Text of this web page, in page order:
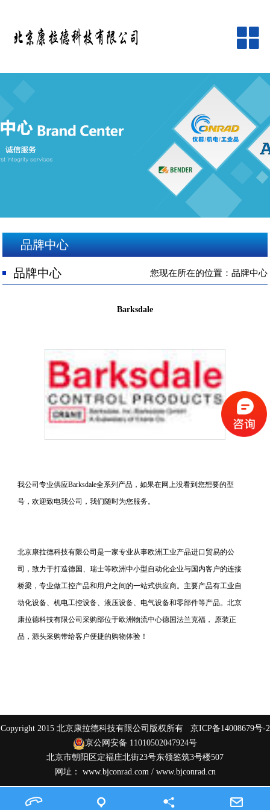
品牌中心
客户服务
在线留言
人才招聘
品牌中心
品牌中心 您现在所在的位置：品牌中心
Barksdale
我公司专业供应Barksdale全系列产品，如果在网上没看到您想要的型
号，欢迎致电我公司，我们随时为您服务。
北京康拉德科技有限公司是一家专业从事欧洲工业产品进口贸易的公
司，致力于打造德国、瑞士等欧洲中小型自动化企业与国内客户的连接
桥梁，专业做工控产品和用户之间的一站式供应商。主要产品有工业自
动化设备、机电工控设备、液压设备、电气设备和零部件等产品。北京
康拉德科技有限公司采购部位于欧洲物流中心德国法兰克福， 原装正
品，源头采购带给客户便捷的购物体验！
Copyright 2015 北京康拉德科技有限公司版权所有 京ICP备14008679号-2
京公网安备 11010502047924号
北京市朝阳区定福庄北街23号东领鉴筑3号楼507
网址： www.bjconrad.com/ www.bjconrad.cn